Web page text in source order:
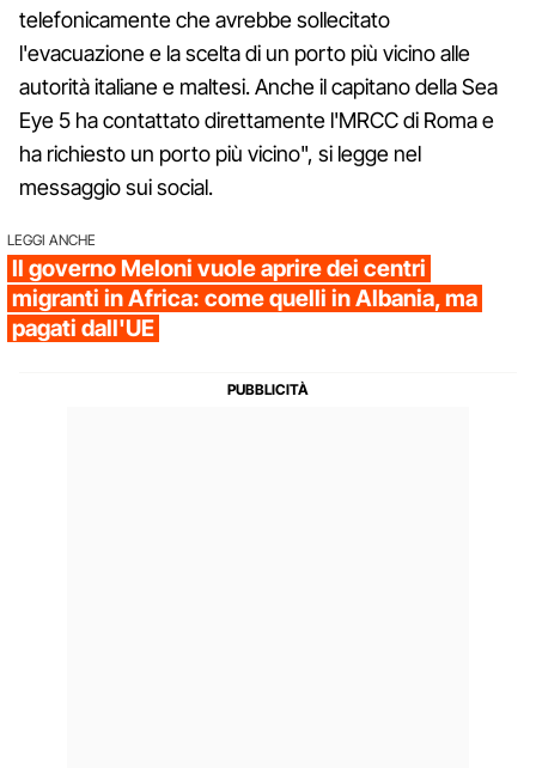
telefonicamente che avrebbe sollecitato
l'evacuazione e la scelta di un porto più vicino alle
autorità italiane e maltesi. Anche il capitano della Sea
Eye 5 ha contattato direttamente l'MRCC di Roma e
ha richiesto un porto più vicino", si legge nel
messaggio sui social.
LEGGI ANCHE
Il governo Meloni vuole aprire dei centri
migranti in Africa: come quelli in Albania, ma
pagati dall'UE